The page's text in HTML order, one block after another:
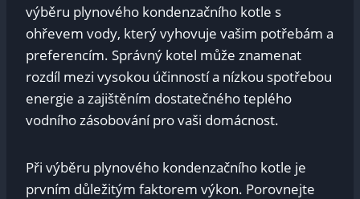
výběru plynového kondenzačního kotle s
ohřevem vody, který vyhovuje vašim potřebám a
preferencím. Správný kotel může znamenat
rozdíl mezi vysokou účinností a nízkou spotřebou
energie a zajištěním dostatečného teplého
vodního zásobování pro vaši domácnost.
Při výběru plynového kondenzačního kotle je
prvním důležitým faktorem výkon. Porovnejte